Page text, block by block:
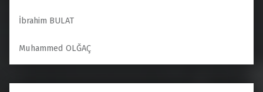
İbrahim BULAT
Muhammed OLĞAÇ